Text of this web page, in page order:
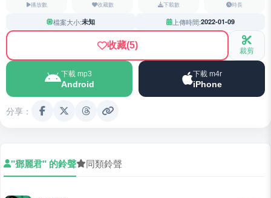
播放數 收藏數 下載數 時長
檔案大小:未知 上傳時間:2022-01-09
收藏(5) 裁剪
下載 mp3
Android
下載 m4r
iPhone
分享：
"鄧麗君" 的鈴聲 同類鈴聲